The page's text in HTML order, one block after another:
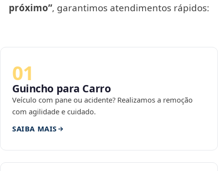
próximo”, garantimos atendimentos rápidos:
01
Guincho para Carro
Veículo com pane ou acidente? Realizamos a remoção
com agilidade e cuidado.
SAIBA MAIS